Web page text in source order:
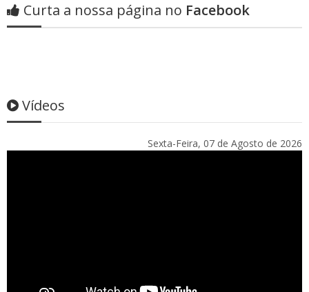
Curta a nossa página no Facebook
Vídeos
Sexta-Feira, 07 de Agosto de 2026